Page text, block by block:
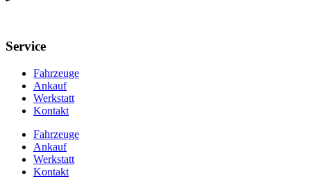
Service
Fahrzeuge
Ankauf
Werkstatt
Kontakt
Fahrzeuge
Ankauf
Werkstatt
Kontakt